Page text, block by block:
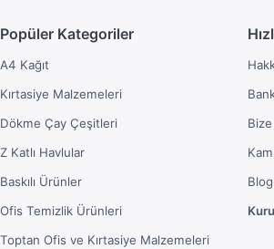
Popüler Kategoriler
A4 Kağıt
Kırtasiye Malzemeleri
Dökme Çay Çeşitleri
Z Katlı Havlular
Baskılı Ürünler
Ofis Temizlik Ürünleri
Toptan Ofis ve Kırtasiye Malzemeleri
Bize
Blog